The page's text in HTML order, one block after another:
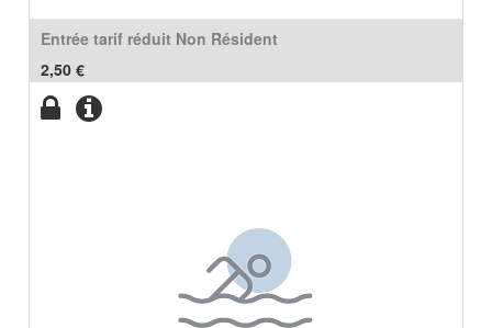
Entrée tarif réduit Non Résident
2,50 €